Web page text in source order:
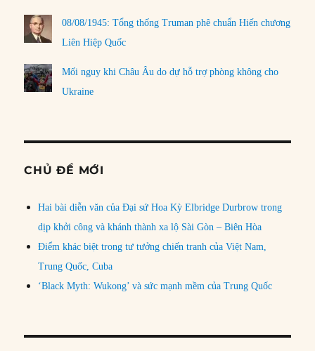
08/08/1945: Tổng thống Truman phê chuẩn Hiến chương
Liên Hiệp Quốc
Mối nguy khi Châu Âu do dự hỗ trợ phòng không cho
Ukraine
CHỦ ĐỀ MỚI
Hai bài diễn văn của Đại sứ Hoa Kỳ Elbridge Durbrow trong
dịp khởi công và khánh thành xa lộ Sài Gòn – Biên Hòa
Điểm khác biệt trong tư tưởng chiến tranh của Việt Nam,
Trung Quốc, Cuba
‘Black Myth: Wukong’ và sức mạnh mềm của Trung Quốc